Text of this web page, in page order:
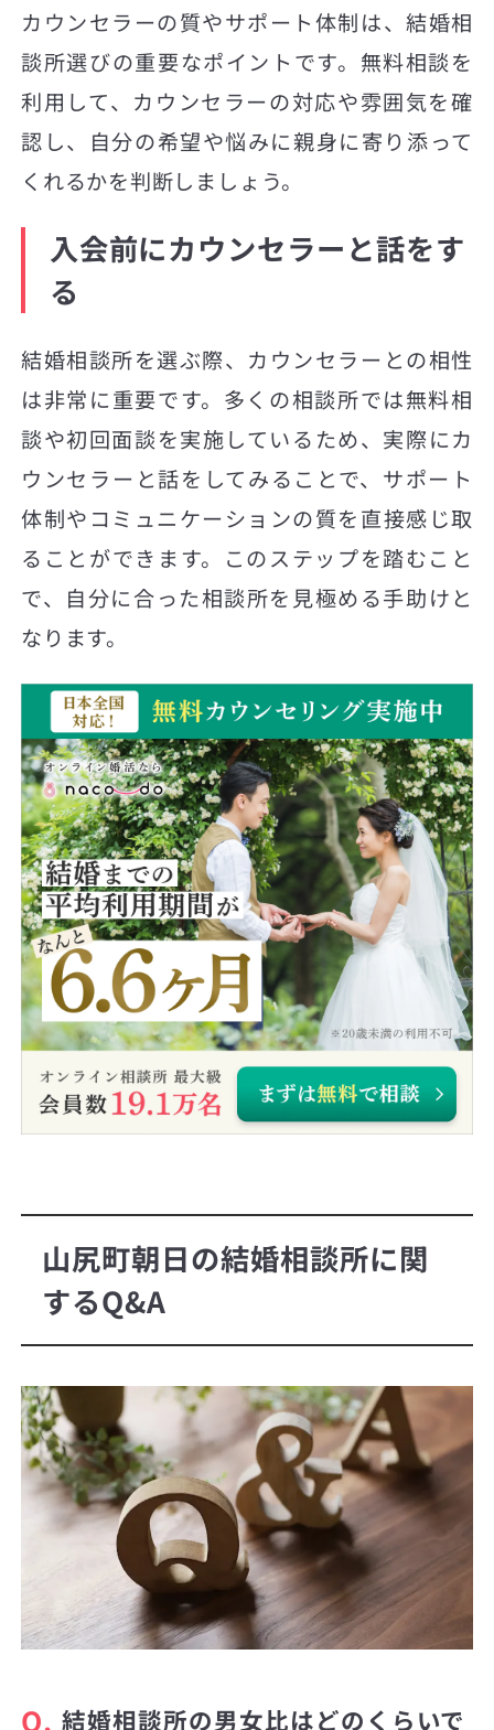
カウンセラーの質やサポート体制は、結婚相
談所選びの重要なポイントです。無料相談を
利用して、カウンセラーの対応や雰囲気を確
認し、自分の希望や悩みに親身に寄り添って
くれるかを判断しましょう。
入会前にカウンセラーと話をす
る
結婚相談所を選ぶ際、カウンセラーとの相性
は非常に重要です。多くの相談所では無料相
談や初回面談を実施しているため、実際にカ
ウンセラーと話をしてみることで、サポート
体制やコミュニケーションの質を直接感じ取
ることができます。このステップを踏むこと
で、自分に合った相談所を見極める手助けと
なります。
山尻町朝日の結婚相談所に関
するQ&A
Q. 結婚相談所の男女比はどのくらいで